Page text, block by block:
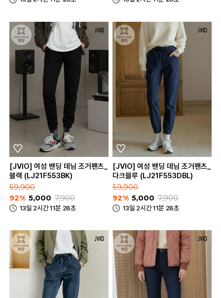
[JVIO] 여성 밴딩 데님 조거팬츠_
블랙 (LJ21F553BK)
59,900
92% 5,000 7,900
13일 2시간 11분 28초
[JVIO] 여성 밴딩 데님 조거팬츠_
다크블루 (LJ21F553DBL)
59,900
92% 5,000 7,900
13일 2시간 11분 28초